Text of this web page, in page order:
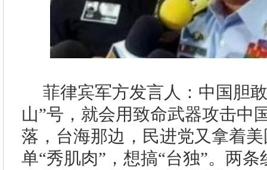
菲律宾军方发言人：中国胆
山”号，就会用致命武器攻击中
落，台海那边，民进党又拿着
单“秀肌肉”，想搞“台独”。两